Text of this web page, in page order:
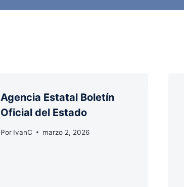
Agencia Estatal Boletín
Oficial del Estado
Por IvanC marzo 2, 2026